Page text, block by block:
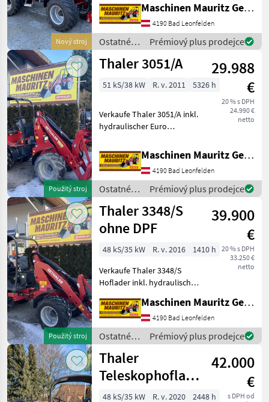
Nový stroj
4050 mm Hubkraft von
2500 kg enorme
Standsicherheit durch eine
Pendelachse hinten starkes
Maschinen Mauritz GesmbH
4190 Bad Leonfelden
Ostatné
poľnohospodárske
silové
Thaler
Prémiový plus prodejce
Použitý stroj
Thaler 3051/A
29.988
€
20 % s DPH
24.990 €
netto
51 kS/38 kW R. v. 2011 5326 h
Verkaufe Thaler 3051/A inkl.
hydraulischer Euro
Zylinder Perkins Motor
ohne Partikelfilter,
Breitreifen , Schnellgang,
Hydrostatischer Fahran
Maschinen Mauritz GesmbH
4190 Bad Leonfelden
Ostatné
poľnohospodárske
silové
stroje /
Thaler
Prémiový plus prodejce
Použitý stroj
Thaler 3348/S
ohne DPF
39.900
€
20 % s DPH
33.250 €
netto
48 kS/35 kW R. v. 2016
1410 h
Verkaufe Thaler 3348/S
Hoflader inkl. hydraulischer
Werkzeugverriegelung, 4
Zylinder Yanmar Motor
ohne Partikelfilter,
Breitreifen, Schnellgang,
Hydrostatischer
Maschinen Mauritz GesmbH
4190 Bad Leonfelden
Ostatné
poľnohospodárske
silové
stroje /
Thaler
Prémiový plus prodejce
Thaler
Teleskophoflader
3448 T
42.000
€
s DPH od
48 kS/35 kW R. v. 2020
2448 h